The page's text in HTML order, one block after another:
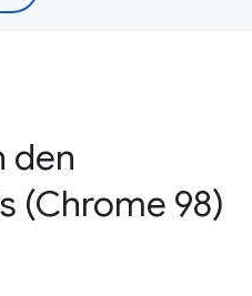
den
(Chrome 98)